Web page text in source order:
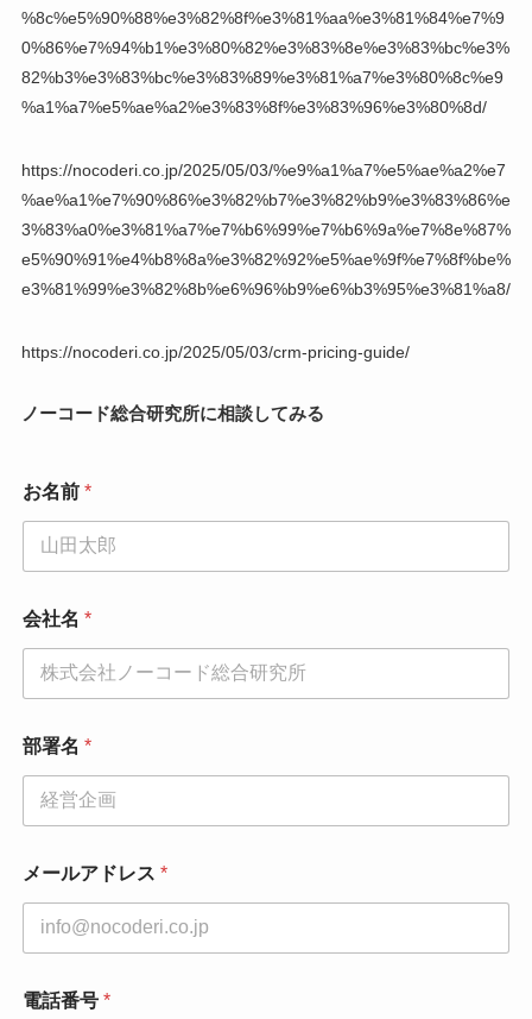
%8c%e5%90%88%e3%82%8f%e3%81%aa%e3%81%84%e7%9
0%86%e7%94%b1%e3%80%82%e3%83%8e%e3%83%bc%e3%
82%b3%e3%83%bc%e3%83%89%e3%81%a7%e3%80%8c%e9
%a1%a7%e5%ae%a2%e3%83%8f%e3%83%96%e3%80%8d/
https://nocoderi.co.jp/2025/05/03/%e9%a1%a7%e5%ae%a2%e7
%ae%a1%e7%90%86%e3%82%b7%e3%82%b9%e3%83%86%e
3%83%a0%e3%81%a7%e7%b6%99%e7%b6%9a%e7%8e%87%
e5%90%91%e4%b8%8a%e3%82%92%e5%ae%9f%e7%8f%be%
e3%81%99%e3%82%8b%e6%96%b9%e6%b3%95%e3%81%a8/
https://nocoderi.co.jp/2025/05/03/crm-pricing-guide/
ノーコード総合研究所に相談してみる
お名前 *
会社名 *
部署名 *
メールアドレス *
電話番号 *